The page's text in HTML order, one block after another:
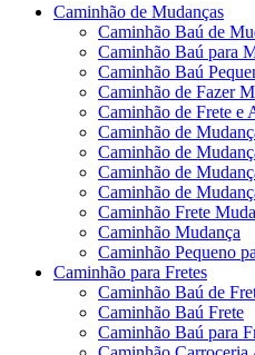
Caminhão de Mudanças
Caminhão Baú de
Caminhão Baú para
Caminhão Baú
Caminhão de Fazer
Caminhão de Frete e
Caminhão de
Caminhão de
Caminhão de
Caminhão de
Caminhão Frete
Caminhão Mudança
Caminhão Pequeno
Caminhão para Fretes
Caminhão Baú de
Caminhão Baú Frete
Caminhão Baú para